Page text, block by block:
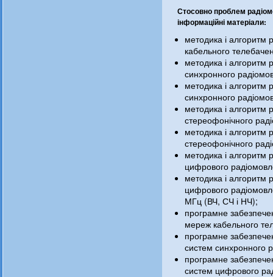
Стосовно проблем
інформаційні матеріали:
методика і алгоритм
кабельного
методика і алгоритм
синхронного
методика і алгоритм
синхронного
методика і алгоритм
стереофонічного
методика і алгоритм
стереофонічного
методика і алгоритм
цифрового
методика і алгоритм
цифрового
МГц (ВЧ, СЧ і НЧ);
програмне
мереж кабельного
програмне
систем синхронного
програмне
систем цифрового